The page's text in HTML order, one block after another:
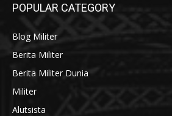
POPULAR CATEGORY
Blog Militer
Berita Militer
Berita Militer Dunia
Militer
Alutsista